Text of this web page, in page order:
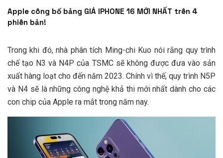
Apple công bố bảng GIÁ IPHONE 16 MỚI NHẤT trên 4
phiên bản!
Trong khi đó, nhà phân tích Ming-chi Kuo nói rằng quy trình
chế tạo N3 và N4P của TSMC sẽ không được đưa vào sản
xuất hàng loạt cho đến năm 2023. Chính vì thế, quy trình N5P
và N4 sẽ là những công nghệ khả thi mới nhất dành cho các
con chip của Apple ra mắt trong năm nay.